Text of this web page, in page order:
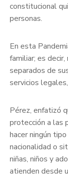
constitucional
personas.
En esta
familiar; es
separados de
servicios
Pérez, enfatizó
protección a las
hacer ningún
nacionalidad o
niñas, niños y
atienden desde